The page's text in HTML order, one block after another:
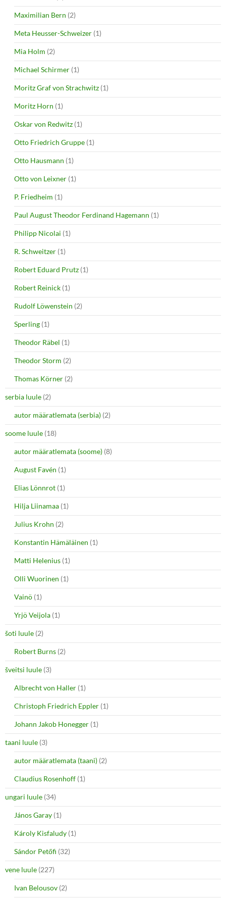
Maximilian Bern (2)
Meta Heusser-Schweizer (1)
Mia Holm (2)
Michael Schirmer (1)
Moritz Graf von Strachwitz (1)
Moritz Horn (1)
Oskar von Redwitz (1)
Otto Friedrich Gruppe (1)
Otto Hausmann (1)
Otto von Leixner (1)
P. Friedheim (1)
Paul August Theodor Ferdinand Hagemann (1)
Philipp Nicolai (1)
R. Schweitzer (1)
Robert Eduard Prutz (1)
Robert Reinick (1)
Rudolf Löwenstein (2)
Sperling (1)
Theodor Räbel (1)
Theodor Storm (2)
Thomas Körner (2)
serbia luule (2)
autor määratlemata (serbia) (2)
soome luule (18)
autor määratlemata (soome) (8)
August Favén (1)
Elias Lönnrot (1)
Hilja Liinamaa (1)
Julius Krohn (2)
Konstantin Hämäläinen (1)
Matti Helenius (1)
Olli Wuorinen (1)
Vainö (1)
Yrjö Veijola (1)
šoti luule (2)
Robert Burns (2)
šveitsi luule (3)
Albrecht von Haller (1)
Christoph Friedrich Eppler (1)
Johann Jakob Honegger (1)
taani luule (3)
autor määratlemata (taani) (2)
Claudius Rosenhoff (1)
ungari luule (34)
János Garay (1)
Károly Kisfaludy (1)
Sándor Petőfi (32)
vene luule (227)
Ivan Belousov (2)